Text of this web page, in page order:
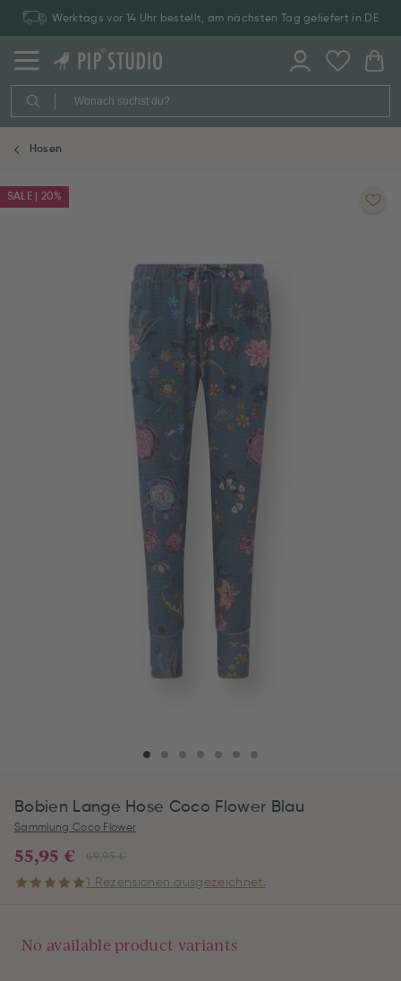
Werktags vor 14 Uhr bestellt, am nächsten Tag geliefert in DE
Hosen
SALE | 20%
Bobien Lange Hose Coco Flower Blau
Sammlung Coco Flower
69,95 €
55,95 €
1 Rezensionen ausgezeichnet.
No available product variants